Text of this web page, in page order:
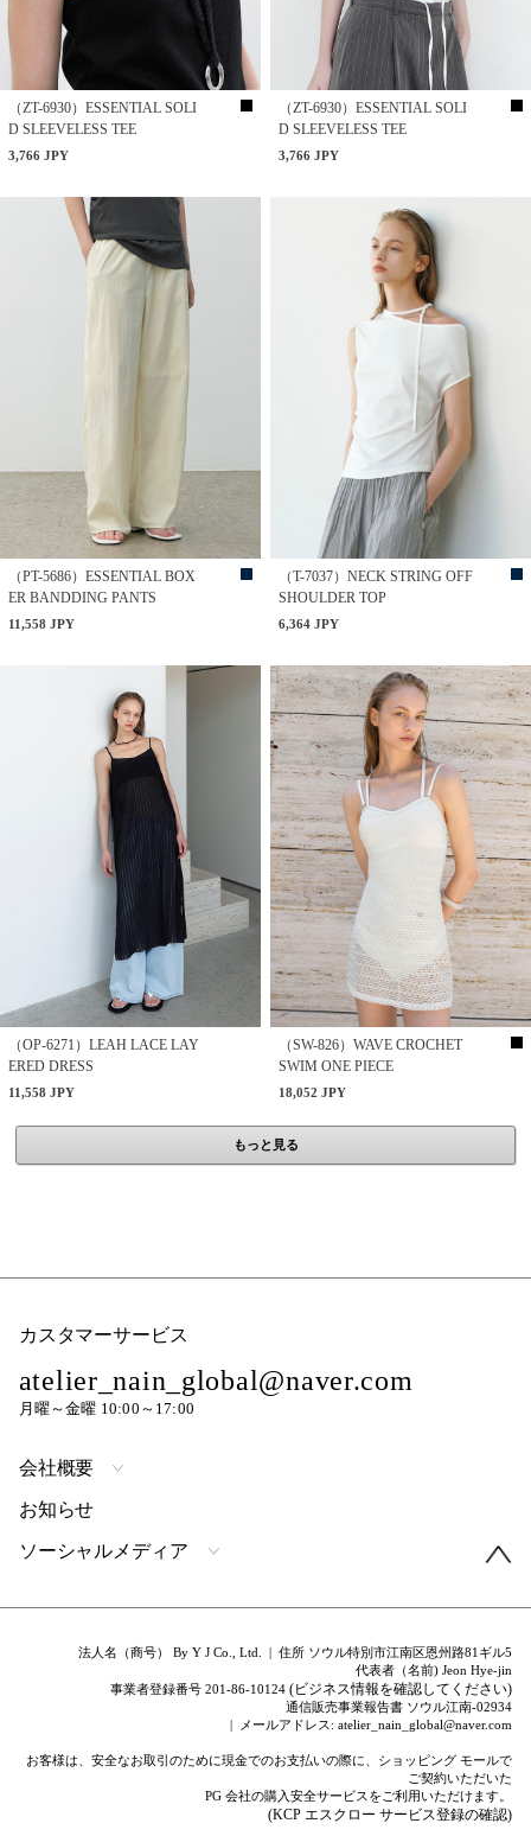
（ZT-6930）ESSENTIAL SOLI
D SLEEVELESS TEE
3,766 JPY
（ZT-6930）ESSENTIAL SOLI
D SLEEVELESS TEE
3,766 JPY
（PT-5686）ESSENTIAL BOX
ER BANDDING PANTS
11,558 JPY
（T-7037）NECK STRING OFF
SHOULDER TOP
6,364 JPY
（OP-6271）LEAH LACE LAY
ERED DRESS
11,558 JPY
（SW-826）WAVE CROCHET
SWIM ONE PIECE
18,052 JPY
もっと見る
カスタマーサービス
atelier_nain_global@naver.com
月曜～金曜 10:00～17:00
会社概要
お知らせ
ソーシャルメディア
法人名（商号） By Y J Co., Ltd. | 住所 ソウル特別市江南区恩州路81ギル5
代表者（名前) Jeon Hye-jin
事業者登録番号 201-86-10124(ビジネス情報を確認してください)
通信販売事業報告書 ソウル江南-02934
| メールアドレス: atelier_nain_global@naver.com
お客様は、安全なお取引のために現金でのお支払いの際に、ショッピング モールで
ご契約いただいた
PG 会社の購入安全サービスをご利用いただけます。
(KCP エスクロー サービス登録の確認)